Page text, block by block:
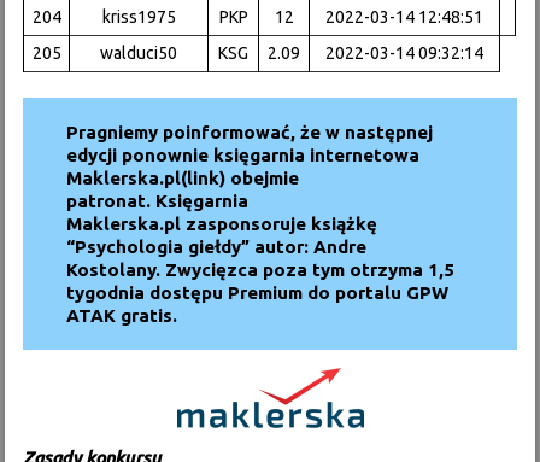
204
kriss1975 PKP 12
2022-03-14 12:48:51
205
walduci50 KSG 2.09 2022-03-14 09:32:14
Pragniemy poinformować, że w następnej
edycji ponownie księgarnia internetowa
Maklerska.pl(link) obejmie
patronat. Księgarnia
Maklerska.pl zasponsoruje książkę
“Psychologia giełdy” autor: Andre
Kostolany. Zwycięzca poza tym otrzyma 1,5
tygodnia dostępu Premium do portalu GPW
ATAK gratis.
Zasady konkursu